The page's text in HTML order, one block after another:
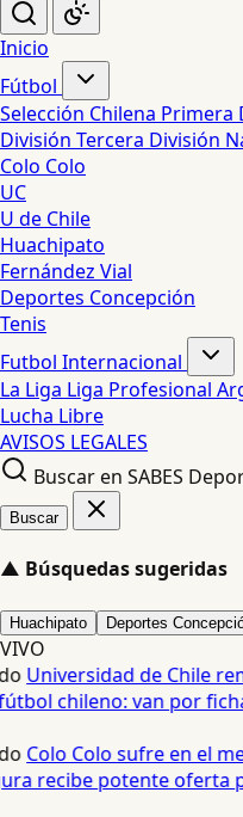
Inicio
Fútbol
Selección Chilena Primera
División Tercera División
Colo Colo
UC
U de Chile
Huachipato
Fernández Vial
Deportes Concepción
Tenis
Futbol Internacional
La Liga Liga Profesional
Lucha Libre
AVISOS LEGALES
Buscar en SABES
Buscar
▲ Búsquedas sugeridas
Huachipato Deportes
VIVO
Universidad de Chile
chileno: van por
Colo Colo sufre en el
recibe potente oferta